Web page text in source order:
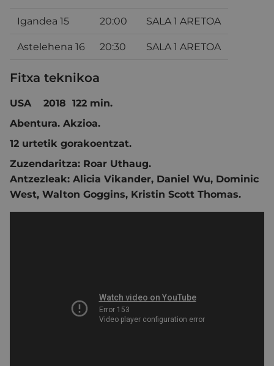
Igandea 15 20:00 SALA 1 ARETOA
Astelehena 16 20:30 SALA 1 ARETOA
Fitxa teknikoa
USA 2018 122 min.
Abentura. Akzioa.
12 urtetik gorakoentzat.
Zuzendaritza: Roar Uthaug.
Antzezleak: Alicia Vikander, Daniel Wu, Dominic
West, Walton Goggins, Kristin Scott Thomas.